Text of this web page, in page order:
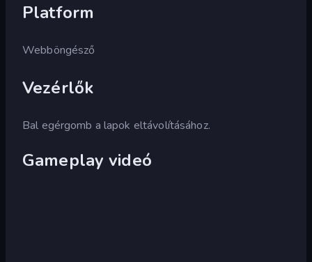
Platform
Webböngésző
Vezérlők
Bal egérgomb a lapok eltávolításához.
Gameplay videó